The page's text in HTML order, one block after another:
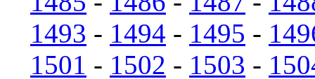
1493 - 1494 - 1495 -
1501 - 1502 - 1503 -